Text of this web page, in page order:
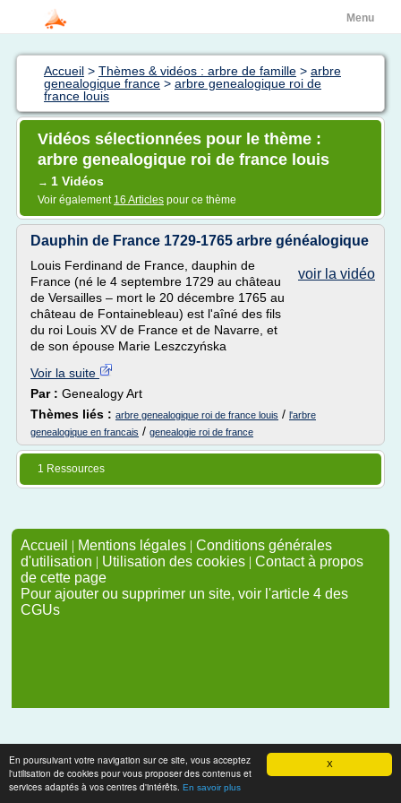
X
En poursuivant votre navigation sur ce site, vous acceptez
l'utilisation de cookies pour vous proposer des contenus et
services adaptés à vos centres d'intérêts. En savoir plus
Menu
Accueil > Thèmes & vidéos : arbre de famille > arbre
genealogique france > arbre genealogique roi de
france louis
Vidéos sélectionnées pour le thème :
arbre genealogique roi de france louis
→ 1 Vidéos
Voir également 16 Articles pour ce thème
Dauphin de France 1729-1765 arbre généalogique
voir la vidéo
Louis Ferdinand de France, dauphin de
France (né le 4 septembre 1729 au château
de Versailles – mort le 20 décembre 1765 au
château de Fontainebleau) est l'aîné des fils
du roi Louis XV de France et de Navarre, et
de son épouse Marie Leszczyńska
Voir la suite
Par : Genealogy Art
Thèmes liés : arbre genealogique roi de france louis / l'arbre
genealogique en francais / genealogie roi de france
1 Ressources
Accueil | Mentions légales | Conditions générales
d'utilisation | Utilisation des cookies | Contact à propos
de cette page
Pour ajouter ou supprimer un site, voir l'article 4 des
CGUs